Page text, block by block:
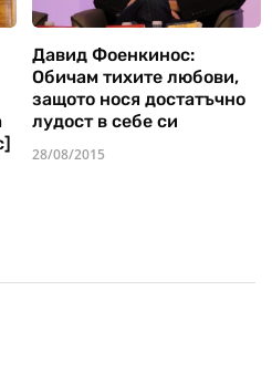
Давид Фоенкинос:
Обичам тихите любови,
защото нося достатъчно
лудост в себе си
28/08/2015